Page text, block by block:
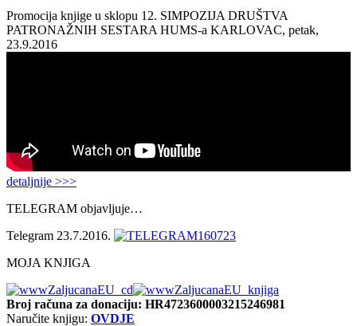
Promocija knjige u sklopu 12. SIMPOZIJA DRUŠTVA
PATRONAŽNIH SESTARA HUMS-a KARLOVAC, petak,
23.9.2016
detaljnije >>>
TELEGRAM objavljuje…
Telegram 23.7.2016.
MOJA KNJIGA
Broj računa za donaciju: HR4723600003215246981
Naručite knjigu: OVDJE